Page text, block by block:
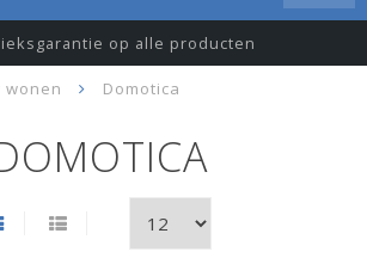
op alle producten
wonen Domotica